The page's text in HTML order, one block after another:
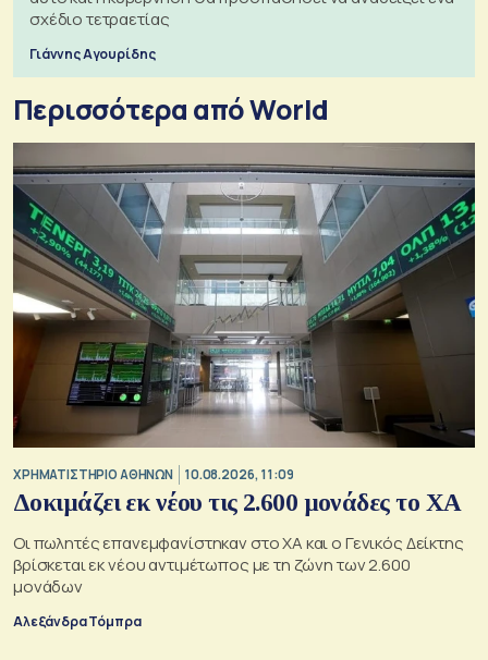
σχέδιο τετραετίας
Γιάννης Αγουρίδης
Περισσότερα από World
XΡΗΜΑΤΙΣΤΗΡΙΟ ΑΘΗΝΩΝ 10.08.2026, 11:09
Δοκιμάζει εκ νέου τις 2.600 μονάδες το ΧΑ
Οι πωλητές επανεμφανίστηκαν στο ΧΑ και ο Γενικός Δείκτης
βρίσκεται εκ νέου αντιμέτωπος με τη ζώνη των 2.600
μονάδων
Αλεξάνδρα Τόμπρα